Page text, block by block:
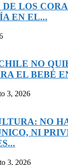
LOS
EN EL...
NO
EL BEBÉ
3, 2026
NO
NI
3, 2026